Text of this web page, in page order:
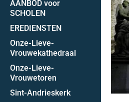
AANBOD voor
SCHOLEN
EREDIENSTEN
Onze-Lieve-
Vrouwekathedraal
Onze-Lieve-
Vrouwetoren
Sint-Andrieskerk